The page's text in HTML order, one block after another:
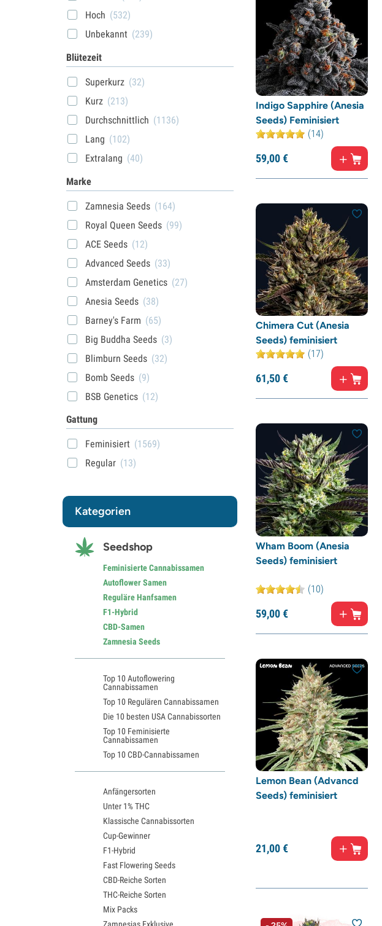
Indigo Sapphire (Anesia
Seeds) Feminisiert
(14)
59,00€
Chimera Cut (Anesia
Seeds) feminisiert
(17)
61,50€
Wham Boom (Anesia
Seeds) feminisiert
(10)
59,00€
Lemon Bean (Advancd
Seeds) feminisiert
21,00€
Hoch (532)
Unbekannt (239)
Blütezeit
Superkurz (32)
Kurz (213)
Durchschnittlich (1136)
Lang (102)
Extralang (40)
Marke
Zamnesia Seeds (164)
Royal Queen Seeds (99)
ACE Seeds (12)
Advanced Seeds (33)
Amsterdam Genetics (27)
Anesia Seeds (38)
Barney's Farm (65)
Big Buddha Seeds (3)
Blimburn Seeds (32)
Bomb Seeds (9)
BSB Genetics (12)
BSF Seeds
CBD Seeds
Dark Horse Genetics
Delicious Seeds (39)
DNA Genetics (18)
Dr. Underground (12)
Dutch Passion (43)
Elite Seeds
(5)
EVA Seeds (8)
Exotic Seed (34)
Fastbuds (12)
Female Seeds (17)
French Touch Seeds (9)
G13 Labs (5)
Garden of Green (31)
GeneSeeds (4)
Greenhouse Seeds
(54)
Growers Choice
Humboldt Seed Company
Humboldt Seeds
Seedstockers Superior
Kalashnikov Seeds
Gattung
Feminisiert (1569)
Regular (13)
Kategorien
Seedshop
Feminisierte Cannabissamen
Autoflower Samen
Reguläre Hanfsamen
F1-Hybrid
CBD-Samen
Zamnesia Seeds
Top 10 Autoflowering
Cannabissamen
Top 10 Regulären Cannabissamen
Die 10 besten USA Cannabissorten
Top 10 Feminisierte
Cannabissamen
Top 10 CBD-Cannabissamen
Anfängersorten
Unter 1% THC
Klassische Cannabissorten
Cup-Gewinner
F1-Hybrid
Fast Flowering Seeds
CBD-Reiche Sorten
THC-Reiche Sorten
Mix Packs
Zamnesias Exklusive